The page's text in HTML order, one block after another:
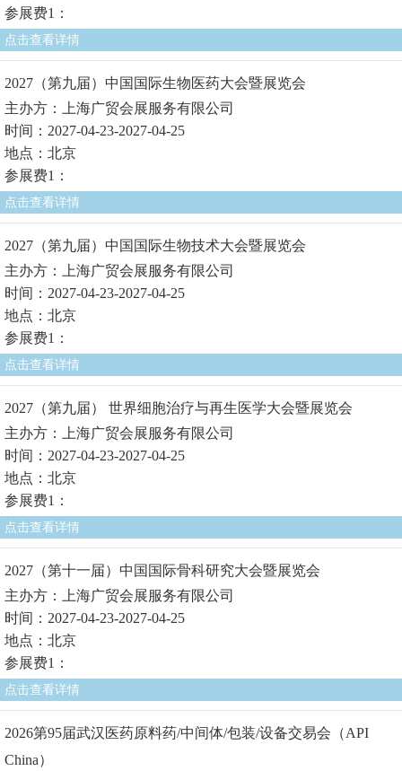
参展费1：
点击查看详情
2027（第九届）中国国际生物医药大会暨展览会
主办方：上海广贸会展服务有限公司
时间：2027-04-23-2027-04-25
地点：北京
参展费1：
点击查看详情
2027（第九届）中国国际生物技术大会暨展览会
主办方：上海广贸会展服务有限公司
时间：2027-04-23-2027-04-25
地点：北京
参展费1：
点击查看详情
2027（第九届） 世界细胞治疗与再生医学大会暨展览会
主办方：上海广贸会展服务有限公司
时间：2027-04-23-2027-04-25
地点：北京
参展费1：
点击查看详情
2027（第十一届）中国国际骨科研究大会暨展览会
主办方：上海广贸会展服务有限公司
时间：2027-04-23-2027-04-25
地点：北京
参展费1：
点击查看详情
2026第95届武汉医药原料药/中间体/包装/设备交易会（API
China）